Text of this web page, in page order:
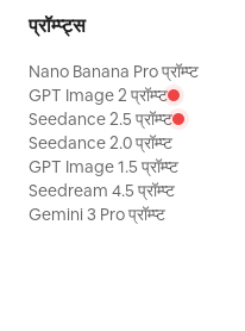
प्रॉम्प्ट्स
Nano Banana Pro प्रॉम्प्ट
GPT Image 2 प्रॉम्प्ट
Seedance 2.5 प्रॉम्प्ट
Seedance 2.0 प्रॉम्प्ट
GPT Image 1.5 प्रॉम्प्ट
Seedream 4.5 प्रॉम्प्ट
Gemini 3 Pro प्रॉम्प्ट